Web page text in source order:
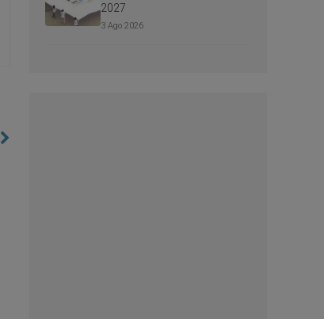
2027
3 Ago 2026